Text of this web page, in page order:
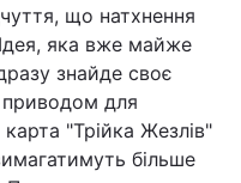
що натхнення
яка вже майже
знайде своє
приводом для
"Трійка Жезлів"
більше